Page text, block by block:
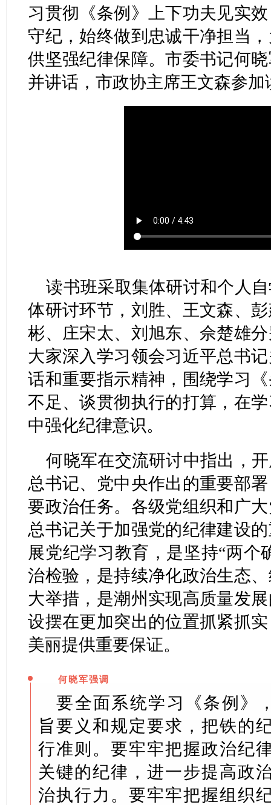
习贯彻《条例》上下功夫见实
守纪，始终做到忠诚干净担当
供坚强纪律保障。市委书记何
并讲话，市政协主席王文森参加
读书班采取集体研讨和个人
体研讨环节，刘胜、王文森、
彬、庄宋太、刘旭东、佘楚雄
大家深入学习领会习近平总书
话和重要指示精神，围绕学习
不足、谈贯彻执行的打算，在
中强化纪律意识。
何晓军在交流研讨中指出，
总书记、党中央作出的重要部
要政治任务。各级党组织和广
总书记关于加强党的纪律建设
展党纪学习教育，是坚持“两个
治检验，是持续净化政治生态
大举措，是潮州实现高质量发
设摆在更加突出的位置抓紧抓
美丽提供重要保证。
何晓军强调
要全面系统学习《条例》
旨要义和规定要求，把铁的
行准则。要牢牢把握政治纪
关键的纪律，进一步提高政
治执行力。要牢牢把握组织